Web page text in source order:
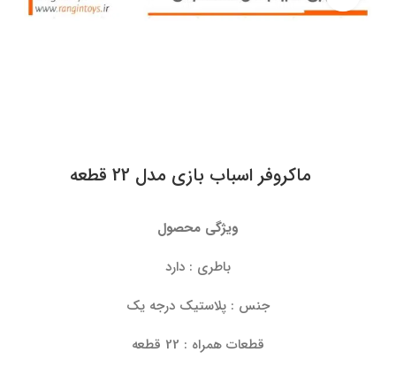
ماکروفر اسباب بازی مدل 22 قطعه
ویژگی محصول
باطری : دارد
جنس : پلاستیک درجه یک
قطعات همراه : 22 قطعه